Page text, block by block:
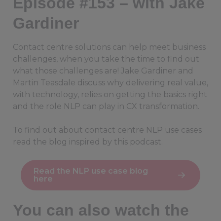
Gardiner
Contact centre solutions can help meet business
challenges, when you take the time to find out
what those challenges are! Jake Gardiner and
Martin Teasdale discuss why delivering real value,
with technology, relies on getting the basics right
and the role NLP can play in CX transformation.
To find out about contact centre NLP use cases
read the blog inspired by this podcast.
Read the NLP use case blog
here
You can also watch the